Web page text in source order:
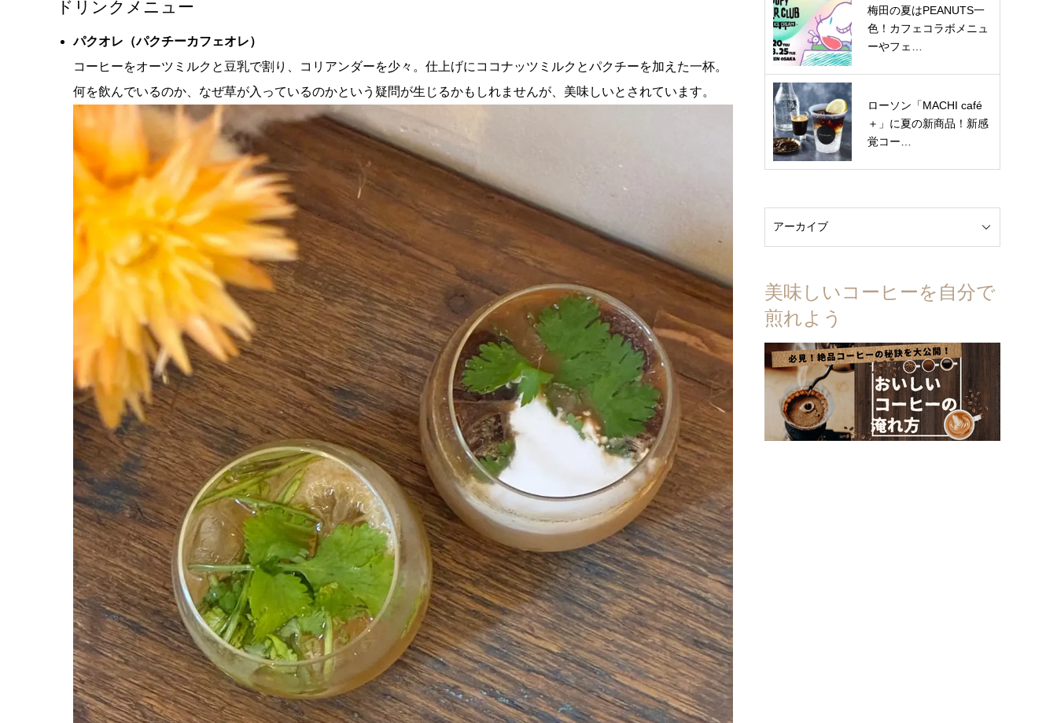
ドリンクメニュー
パクオレ（パクチーカフェオレ）
コーヒーをオーツミルクと豆乳で割り、コリアンダーを少々。仕上げにココナッツミルクとパクチーを加えた一杯。
何を飲んでいるのか、なぜ草が入っているのかという疑問が生じるかもしれませんが、美味しいとされています。
梅田の夏はPEANUTS一
色！カフェコラボメニュ
ーやフェ…
ローソン「MACHI café
＋」に夏の新商品！新感
覚コー…
美味しいコーヒーを自分で
煎れよう